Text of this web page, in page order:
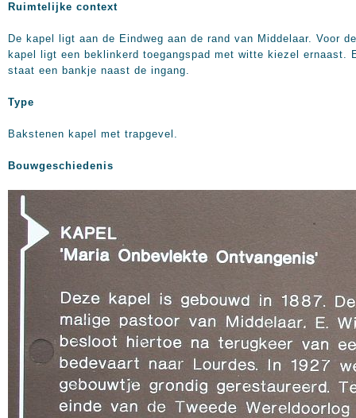
Ruimtelijke context
De kapel ligt aan de Eindweg aan de rand van Middelaar. Voor de
kapel ligt een beklinkerd toegangspad met witte kiezel ernaast.
staat een bankje naast de ingang.
Type
Bakstenen kapel met trapgevel.
Bouwgeschiedenis